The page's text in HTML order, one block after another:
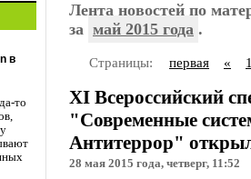
в
то
Лента новостей по
за май 2015 года .
Страницы: первая «
ХI Всероссийский
"Современные
Антитеррор"
28 мая 2015 года, четверг, 11:52